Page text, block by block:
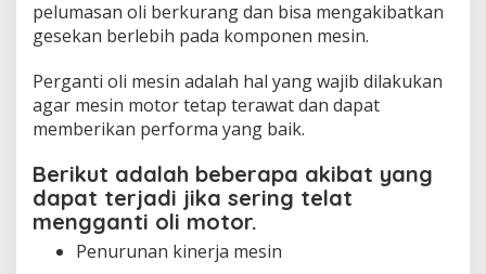
pelumasan oli berkurang dan bisa mengakibatkan
gesekan berlebih pada komponen mesin.
Perganti oli mesin adalah hal yang wajib dilakukan
agar mesin motor tetap terawat dan dapat
memberikan performa yang baik.
Berikut adalah beberapa akibat yang
dapat terjadi jika sering telat
mengganti oli motor.
Penurunan kinerja mesin